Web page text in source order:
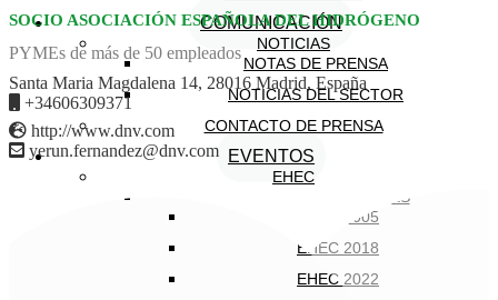
COMUNICACIÓN
NOTICIAS
NOTAS DE PRENSA
NOTICIAS DEL SECTOR
CONTACTO DE PRENSA
EVENTOS
EHEC
EDICIONES ANTERIORES
EHEC 2005
EHEC 2018
EHEC 2022
SOCIO ASOCIACIÓN ESPAÑOLA DEL HIDRÓGENO
PYMEs de más de 50 empleados
Santa Maria Magdalena 14, 28016 Madrid, España
+34606309371
http://www.dnv.com
yerun.fernandez@dnv.com